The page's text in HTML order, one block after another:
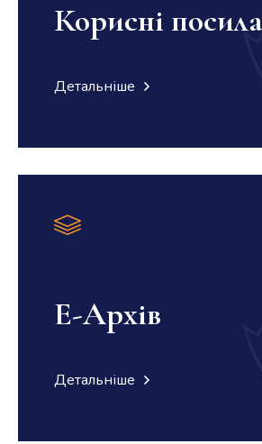
Корисні
Детальніше
Е-Архів
Детальніше